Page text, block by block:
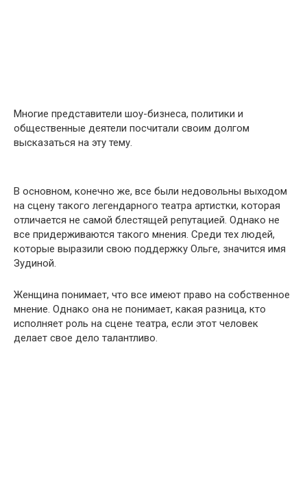
Многие представители шоу-бизнеса, политики и
общественные деятели посчитали своим долгом
высказаться на эту тему.
В основном, конечно же, все были недовольны выходом
на сцену такого легендарного театра артистки, которая
отличается не самой блестящей репутацией. Однако не
все придерживаются такого мнения. Среди тех людей,
которые выразили свою поддержку Ольге, значится имя
Зудиной.
Женщина понимает, что все имеют право на собственное
мнение. Однако она не понимает, какая разница, кто
исполняет роль на сцене театра, если этот человек
делает свое дело талантливо.